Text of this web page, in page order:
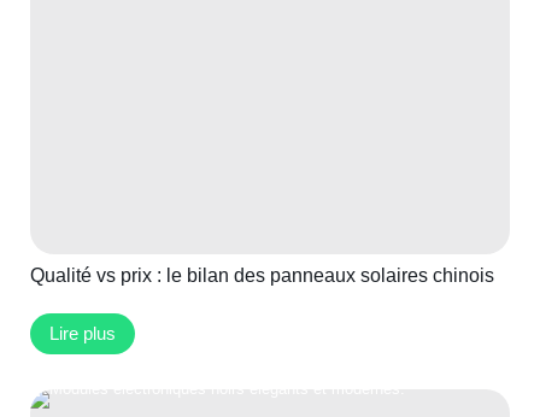
Qualité vs prix : le bilan des panneaux solaires chinois
Lire plus